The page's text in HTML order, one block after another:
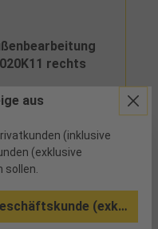
rechts
Anfrage auch
lieferbar!
(8)
aus
(inklusive
(exklusive
(exkl.